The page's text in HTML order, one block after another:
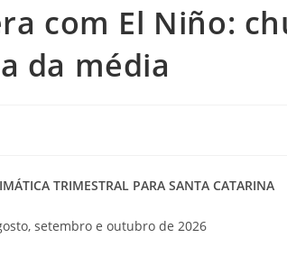
com El Niño:
da média
TRIMESTRAL PARA SANTA CATARINA
setembro e outubro de 2026